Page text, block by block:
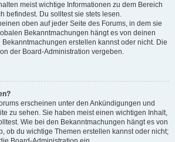
meist wichtige Informationen zu dem Bereich
befindest. Du solltest sie stets lesen.
oben auf jeder Seite des Forums, in dem sie
Bekanntmachungen hängt es von deinen
erstellen kannst oder nicht. Die
der Board-Administration vergeben.
erscheinen unter den Ankündigungen und
zu sehen. Sie haben meist einen wichtigen Inhalt,
Wie bei den Bekanntmachungen hängt es von
ob du wichtige Themen erstellen kannst oder nicht;